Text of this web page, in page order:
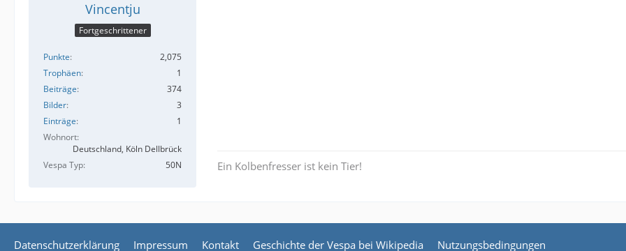
Vincentju
Fortgeschrittener
Punkte
2,075
Trophäen
1
Beiträge
374
Bilder
3
Einträge
1
Wohnort
Deutschland, Köln Dellbrück
Vespa Typ
50N Ein Kolbenfresser ist kein Tier!
Datenschutzerklärung Impressum Kontakt Geschichte der Vespa bei Wikipedia Nutzungsbedingungen